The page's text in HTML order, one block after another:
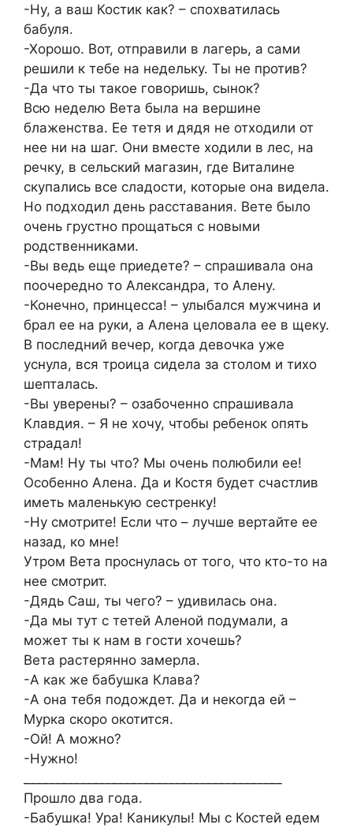
-Ну, а ваш Костик как? – спохватилась
бабуля.
-Хорошо. Вот, отправили в лагерь, а сами
решили к тебе на недельку. Ты не против?
-Да что ты такое говоришь, сынок?
Всю неделю Вета была на вершине
блаженства. Ее тетя и дядя не отходили от
нее ни на шаг. Они вместе ходили в лес, на
речку, в сельский магазин, где Виталине
скупались все сладости, которые она видела.
Но подходил день расставания. Вете было
очень грустно прощаться с новыми
родственниками.
-Вы ведь еще приедете? – спрашивала она
поочередно то Александра, то Алену.
-Конечно, принцесса! – улыбался мужчина и
брал ее на руки, а Алена целовала ее в щеку.
В последний вечер, когда девочка уже
уснула, вся троица сидела за столом и тихо
шепталась.
-Вы уверены? – озабоченно спрашивала
Клавдия. – Я не хочу, чтобы ребенок опять
страдал!
-Мам! Ну ты что? Мы очень полюбили ее!
Особенно Алена. Да и Костя будет счастлив
иметь маленькую сестренку!
-Ну смотрите! Если что – лучше вертайте ее
назад, ко мне!
Утром Вета проснулась от того, что кто-то на
нее смотрит.
-Дядь Саш, ты чего? – удивилась она.
-Да мы тут с тетей Аленой подумали, а
может ты к нам в гости хочешь?
Вета растерянно замерла.
-А как же бабушка Клава?
-А она тебя подождет. Да и некогда ей –
Мурка скоро окотится.
-Ой! А можно?
-Нужно!
Прошло два года.
-Бабушка! Ура! Каникулы! Мы с Костей едем